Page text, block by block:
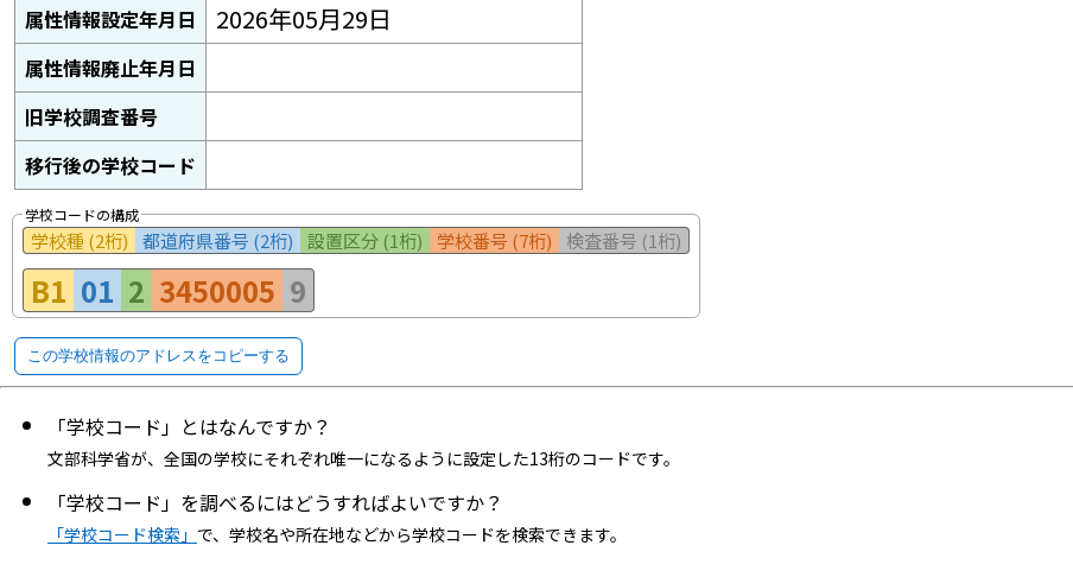
属性情報設定年月日 2026年05月29日
属性情報廃止年月日
旧学校調査番号
移行後の学校コード
学校コードの構成
学校種 (2桁) 都道府県番号 (2桁) 設置区分 (1桁) 学校番号 (7桁) 検査番号 (1桁)
B1 01 2 3450005 9
この学校情報のアドレスをコピーする
「学校コード」とはなんですか？
文部科学省が、全国の学校にそれぞれ唯一になるように設定した13桁のコードです。
「学校コード」を調べるにはどうすればよいですか？
「学校コード検索」 で、学校名や所在地などから学校コードを検索できます。